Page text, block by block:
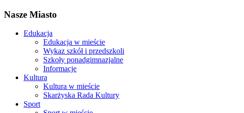
Nasze Miasto
Edukacja
Edukacja w mieście
Wykaz szkół i przedszkoli
Szkoły ponadgimnazjalne
Informacje
Kultura
Kultura w mieście
Skarżyska Rada Kultury
Sport